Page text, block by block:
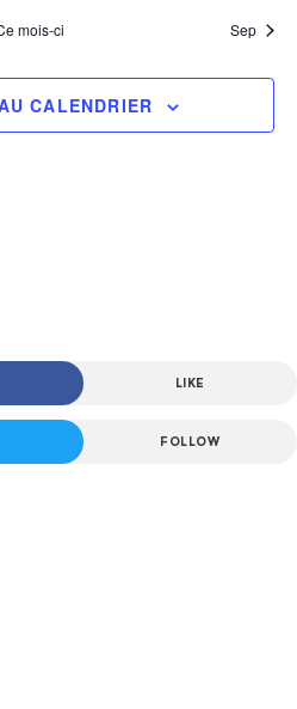
mois-ci Sep
CALENDRIER
LIKE
FOLLOW